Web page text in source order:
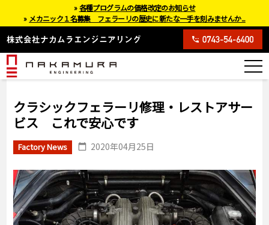
クラシックフェラーリ修理・レストアサー
ビス これで安心です
Factory News 2020年04月25日
»各種プログラムの価格改定のお知らせ
» メカニック１名募集 フェラーリの歴史に新たな一手を刻みませんか...